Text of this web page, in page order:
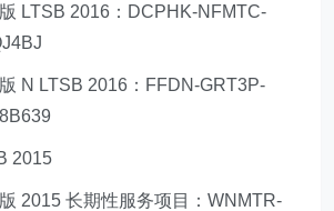
LTSB 2016：DCPHK-NFMTC-
N LTSB 2016：FFDN-GRT3P-
2015
2015 长期性服务项目：WNMTR-